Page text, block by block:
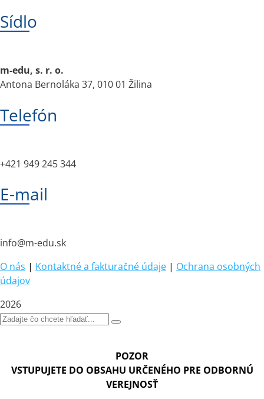
Sídlo
m-edu, s. r. o.
Antona Bernoláka 37, 010 01 Žilina
Telefón
+421 949 245 344
E-mail
info@m-edu.sk
O nás | Kontaktné a fakturačné údaje | Ochrana osobných
údajov
2026
POZOR
VSTUPUJETE DO OBSAHU URČENÉHO PRE ODBORNÚ
VEREJNOSŤ